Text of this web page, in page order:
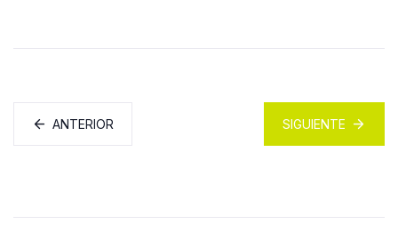
ANTERIOR SIGUIENTE